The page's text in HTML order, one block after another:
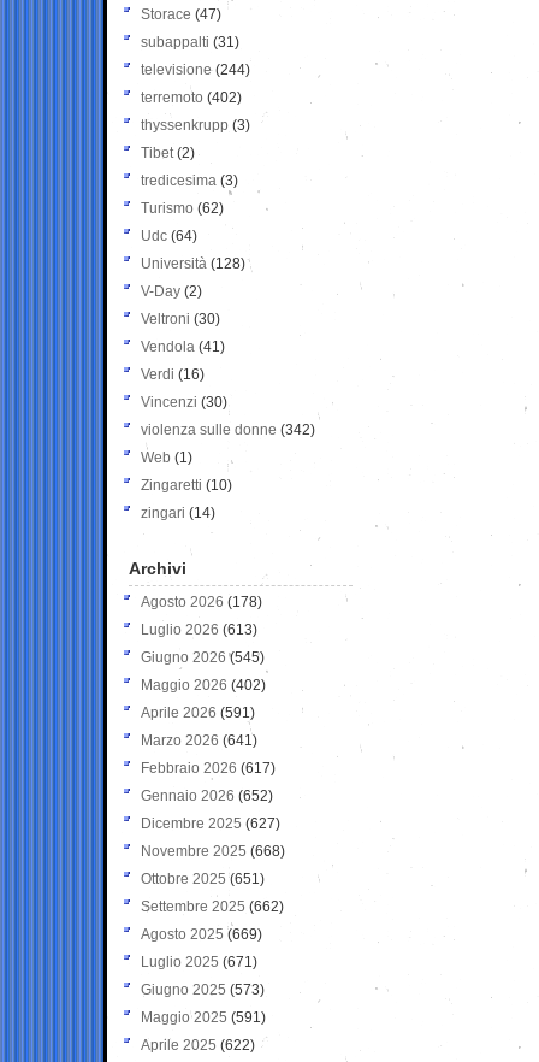
Storace (47)
subappalti (31)
televisione(244)
terremoto (402)
thyssenkrupp (3)
Tibet(2)
tredicesima (3)
Turismo (62)
Udc (64)
Università (128)
V-Day (2)
Veltroni (30)
Vendola (41)
Verdi (16)
Vincenzi (30)
violenza sulle donne (342)
Web (1)
Zingaretti (10)
zingari (14)
Archivi
Agosto 2026 (178)
Luglio 2026 (613)
Giugno 2026 (545)
Maggio 2026 (402)
Aprile 2026 (591)
Marzo 2026 (641)
Febbraio 2026 (617)
Gennaio 2026 (652)
Dicembre 2025 (627)
Novembre 2025 (668)
Ottobre 2025 (651)
Settembre 2025 (662)
Agosto 2025 (669)
Luglio 2025 (671)
Giugno 2025 (573)
Maggio 2025 (591)
Aprile 2025 (622)